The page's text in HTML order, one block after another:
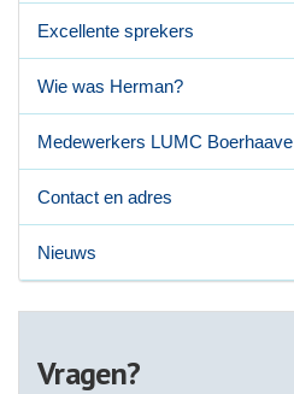
Excellente sprekers
Wie was Herman?
Medewerkers LUMC
Contact en adres
Nieuws
Vragen?